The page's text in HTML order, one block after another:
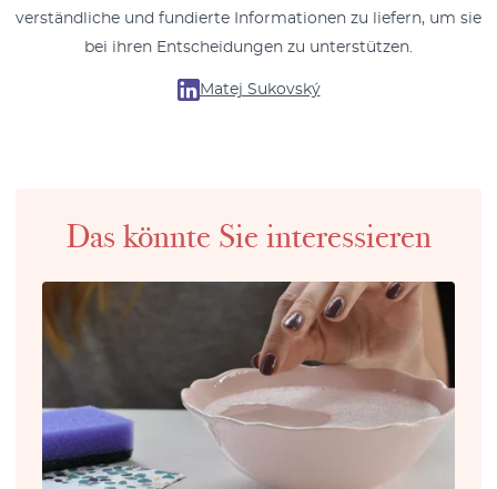
verständliche und fundierte Informationen zu liefern, um sie
bei ihren Entscheidungen zu unterstützen.
Matej Sukovský
Das könnte Sie interessieren